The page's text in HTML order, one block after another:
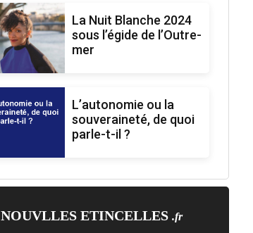
La Nuit Blanche 2024
sous l’égide de l’Outre-
mer
L’autonomie ou la
souveraineté, de quoi
parle-t-il ?
NOUVLLES ETINCELLES .fr